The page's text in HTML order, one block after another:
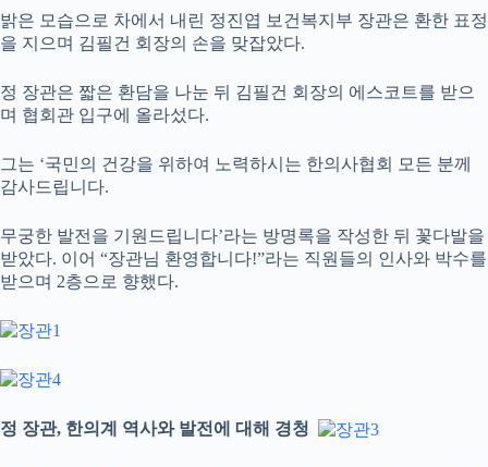
밝은 모습으로 차에서 내린 정진엽 보건복지부 장관은 환한 표정
을 지으며 김필건 회장의 손을 맞잡았다.
정 장관은 짧은 환담을 나눈 뒤 김필건 회장의 에스코트를 받으
며 협회관 입구에 올라섰다.
그는 ‘국민의 건강을 위하여 노력하시는 한의사협회 모든 분께
감사드립니다.
무궁한 발전을 기원드립니다’라는 방명록을 작성한 뒤 꽃다발을
받았다. 이어 “장관님 환영합니다!”라는 직원들의 인사와 박수를
받으며 2층으로 향했다.
정 장관, 한의계 역사와 발전에 대해 경청